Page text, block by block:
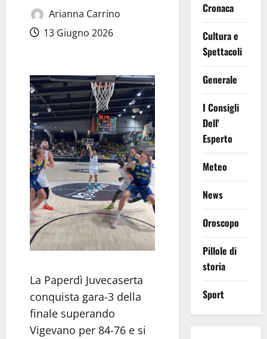
Arianna Carrino
13 Giugno 2026
La Paperdì Juvecaserta
conquista gara-3 della
finale superando
Vigevano per 84-76 e si
Cronaca
Cultura e
Spettacoli
Generale
I Consigli
Dell'
Esperto
Meteo
News
Oroscopo
Pillole di
storia
Sport